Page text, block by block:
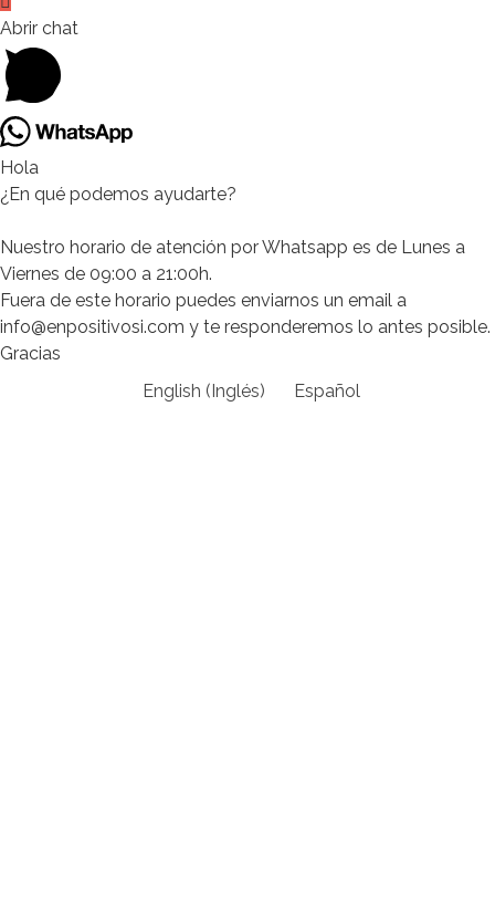
Abrir chat
Hola
¿En qué podemos ayudarte?
Nuestro horario de atención por Whatsapp es de Lunes a
Viernes de 09:00 a 21:00h.
Fuera de este horario puedes enviarnos un email a
info@enpositivosi.com y te responderemos lo antes posible.
Gracias
English (Inglés) Español